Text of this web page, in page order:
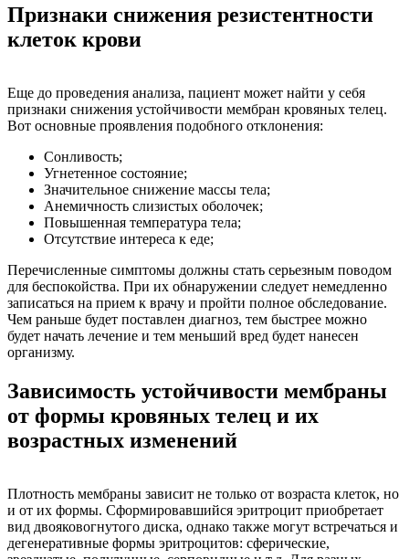
Признаки снижения резистентности
клеток крови
Еще до проведения анализа, пациент может найти у себя
признаки снижения устойчивости мембран кровяных телец.
Вот основные проявления подобного отклонения:
Сонливость;
Угнетенное состояние;
Значительное снижение массы тела;
Анемичность слизистых оболочек;
Повышенная температура тела;
Отсутствие интереса к еде;
Перечисленные симптомы должны стать серьезным поводом
для беспокойства. При их обнаружении следует немедленно
записаться на прием к врачу и пройти полное обследование.
Чем раньше будет поставлен диагноз, тем быстрее можно
будет начать лечение и тем меньший вред будет нанесен
организму.
Зависимость устойчивости мембраны
от формы кровяных телец и их
возрастных изменений
Плотность мембраны зависит не только от возраста клеток, но
и от их формы. Сформировавшийся эритроцит приобретает
вид двояковогнутого диска, однако также могут встречаться и
дегенеративные формы эритроцитов: сферические,